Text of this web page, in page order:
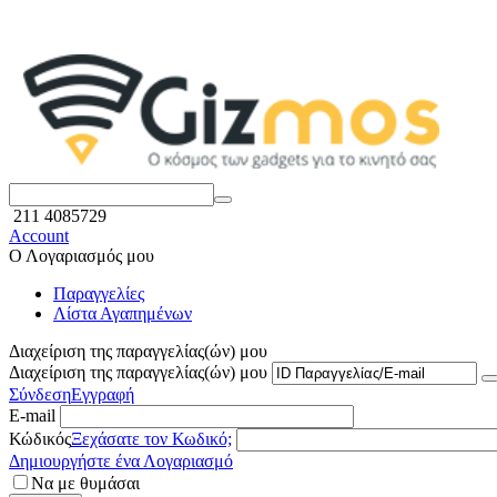
211 4085729
Account
Ο Λογαριασμός μου
Παραγγελίες
Λίστα Αγαπημένων
Διαχείριση της παραγγελίας(ών) μου
Διαχείριση της παραγγελίας(ών) μου
ΣύνδεσηΕγγραφή
E-mail
ΚώδικόςΞεχάσατε τον Κωδικό;
Δημιουργήστε ένα Λογαριασμό
Να με θυμάσαι